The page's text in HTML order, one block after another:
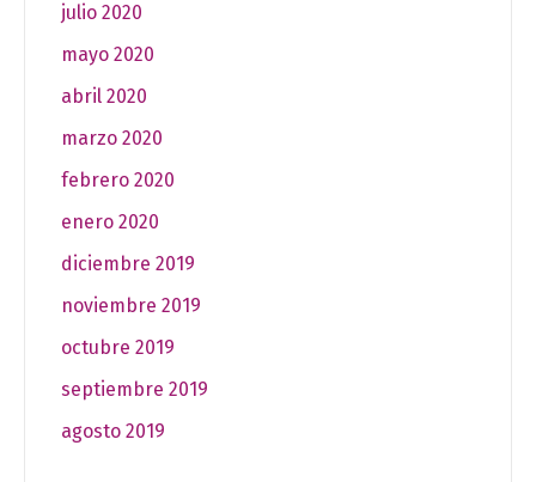
julio 2020
mayo 2020
abril 2020
marzo 2020
febrero 2020
enero 2020
diciembre 2019
noviembre 2019
octubre 2019
septiembre 2019
agosto 2019